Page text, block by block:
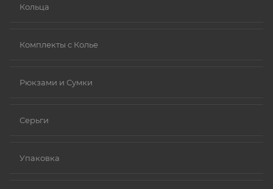
Кольца
Комплекты с Колье
Рюкзами и Сумки
Серьги
Упаковка